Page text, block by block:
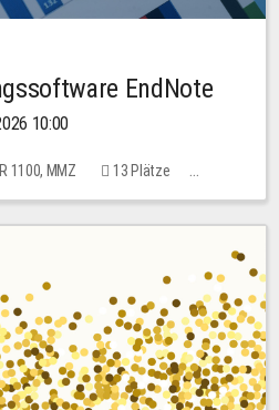
EndNote
10:00
1100, MMZ
13 Plätze